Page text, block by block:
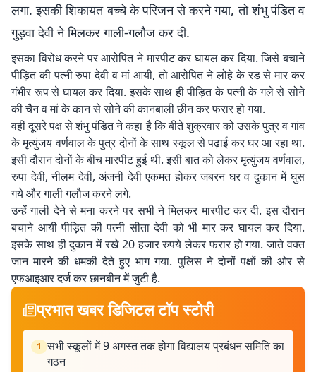
लगा. इसकी शिकायत बच्चे के परिजन से करने गया, तो शंभु पंडित व
गुड़वा देवी ने मिलकर गाली-गलौज कर दी.
इसका विरोध करने पर आरोपित ने मारपीट कर घायल कर दिया. जिसे बचाने
पीड़ित की पत्नी रुपा देवी व मां आयी, तो आरोपित ने लोहे के रड से मार कर
गंभीर रूप से घायल कर दिया. इसके साथ ही पीड़ित के पत्नी के गले से सोने
की चैन व मां के कान से सोने की कानबाली छीन कर फरार हो गया.
वहीं दूसरे पक्ष से शंभु पंडित ने कहा है कि बीते शुक्रवार को उसके पुत्र व गांव
के मृत्युंजय वर्णवाल के पुत्र दोनों के साथ स्कूल से पढ़ाई कर घर आ रहा था.
इसी दौरान दोनों के बीच मारपीट हुई थी. इसी बात को लेकर मृत्युंजय वर्णवाल,
रुपा देवी, नीलम देवी, अंजनी देवी एकमत होकर जबरन घर व दुकान में घुस
गये और गाली गलौज करने लगे.
उन्हें गाली देने से मना करने पर सभी ने मिलकर मारपीट कर दी. इस दौरान
बचाने आयी पीड़ित की पत्नी सीता देवी को भी मार कर घायल कर दिया.
इसके साथ ही दुकान में रखे 20 हजार रुपये लेकर फरार हो गया. जाते वक्त
जान मारने की धमकी देते हुए भाग गया. पुलिस ने दोनों पक्षों की ओर से
एफआइआर दर्ज कर छानबीन में जुटी है.
प्रभात खबर डिजिटल टॉप स्टोरी
1 सभी स्कूलों में 9 अगस्त तक होगा विद्यालय प्रबंधन समिति का
गठन